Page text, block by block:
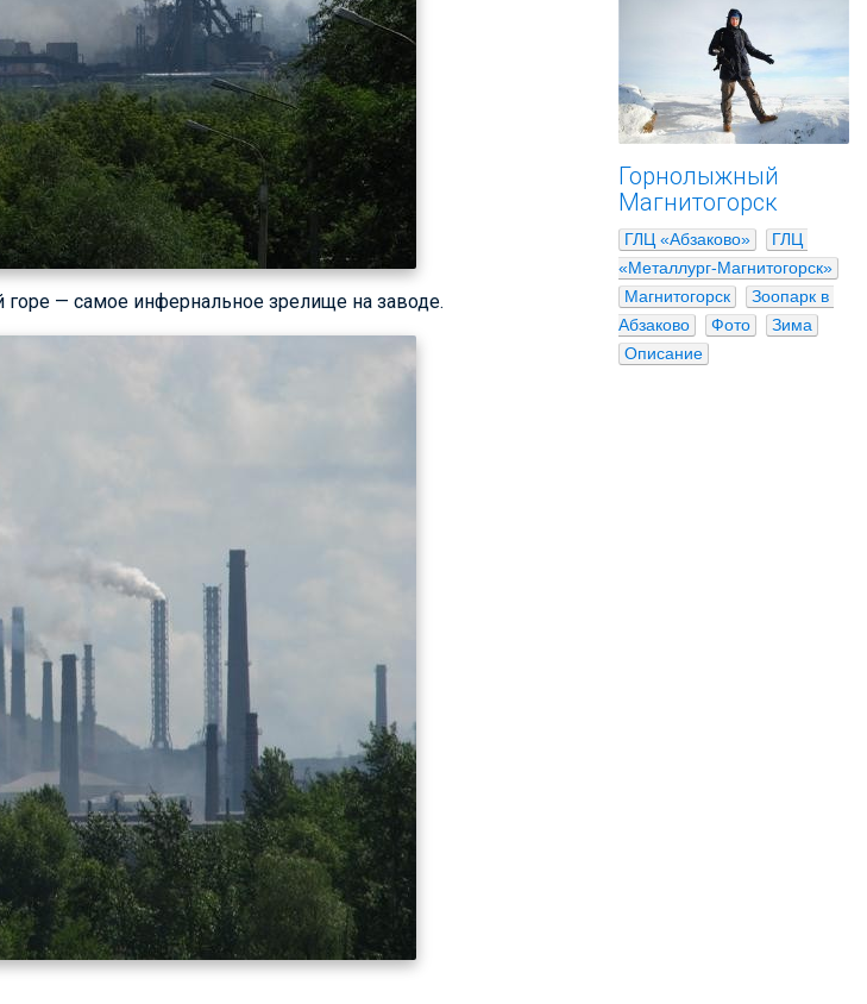
горе — самое инфернальное зрелище на заводе.
Горнолыжный
Магнитогорск
ГЛЦ «Абзаково»
ГЛЦ
«Металлург-Магнитогорск»
Магнитогорск
Зоопарк в
Абзаково
Фото
Зима
Описание